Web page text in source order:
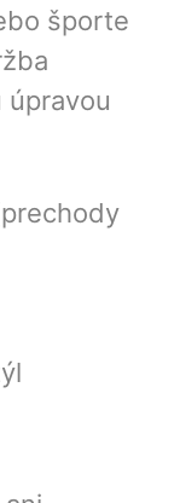
športe